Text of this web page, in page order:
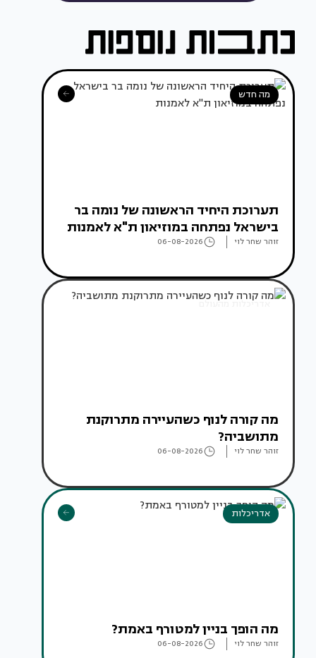
מה חדש
תערוכת היחיד הראשונה של נומה בר
בישראל נפתחה במוזיאון ת"א לאמנות
זוהר שחר לוי 06-08-2026
אדריכלות מהעולם
מה קורה לנוף כשהעיירה מתרוקנת
מתושביה?
זוהר שחר לוי 06-08-2026
אדריכלות
מה הופך בניין למטורף באמת?
זוהר שחר לוי 06-08-2026